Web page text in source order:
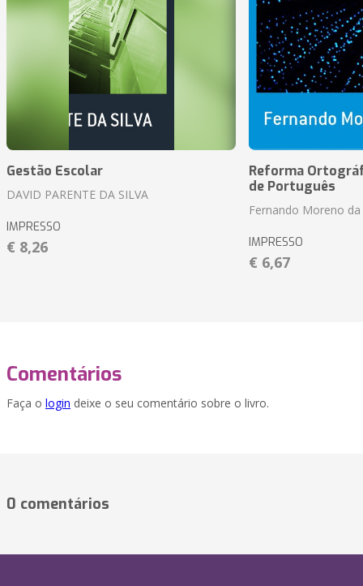
Gestão Escolar
DAVID PARENTE DA SILVA
IMPRESSO
€ 8,26
Reforma
de Português
Fernando Moreno da
IMPRESSO
€ 6,67
Comentários
Faça o login deixe o seu comentário sobre o livro.
0 comentários